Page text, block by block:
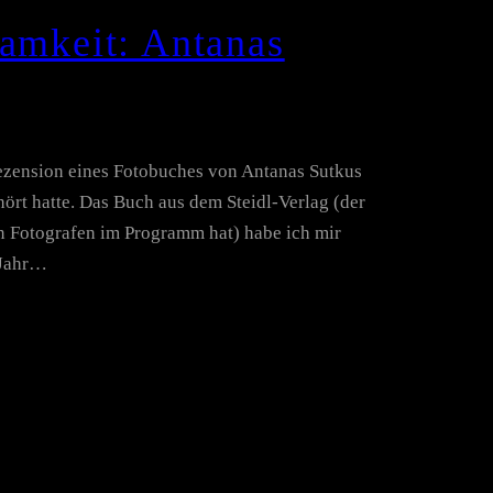
Antanas
eines Fotobuches von Antanas Sutkus
hatte. Das Buch aus dem Steidl-Verlag (der
im Programm hat) habe ich mir